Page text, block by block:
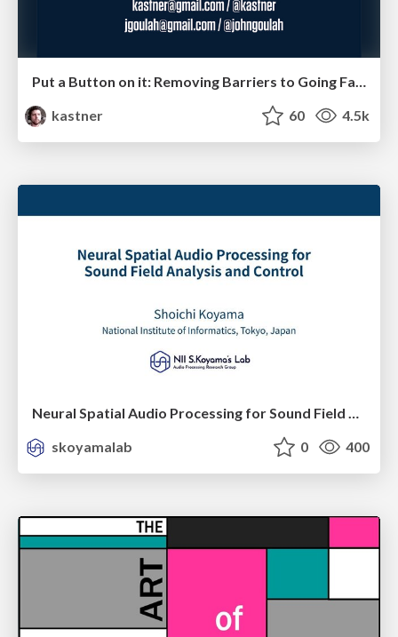
Put a Button on it: Removing Barriers to Going Fast.
kastner
60 4.5k
Neural Spatial Audio Processing for Sound Field Analysis and Control
skoyamalab
0 400